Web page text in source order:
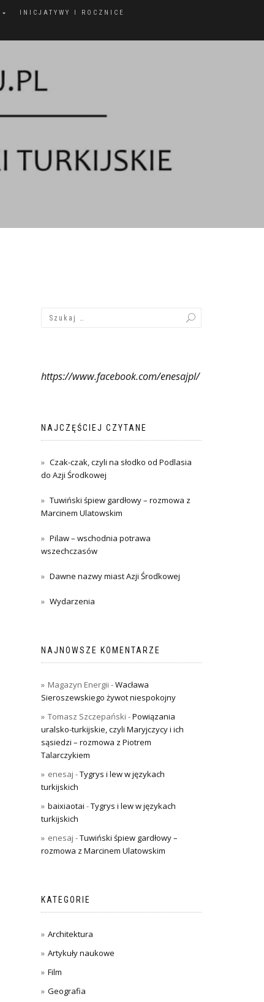
INICJATYWY I ROCZNICE
https://www.facebook.com/enesajpl/
NAJCZĘŚCIEJ CZYTANE
Czak-czak, czyli na słodko od Podlasia
do Azji Środkowej
Tuwiński śpiew gardłowy – rozmowa z
Marcinem Ulatowskim
Pilaw – wschodnia potrawa
wszechczasów
Dawne nazwy miast Azji Środkowej
Wydarzenia
NAJNOWSZE KOMENTARZE
Magazyn Energii -Wacława
Sieroszewskiego żywot niespokojny
Tomasz Szczepański -Powiązania
uralsko-turkijskie, czyli Maryjczycy i ich
sąsiedzi – rozmowa z Piotrem
Talarczykiem
enesaj -Tygrys i lew w językach
turkijskich
baixiaotai -Tygrys i lew w językach
turkijskich
enesaj -Tuwiński śpiew gardłowy –
rozmowa z Marcinem Ulatowskim
KATEGORIE
Architektura
Artykuły naukowe
Film
Geografia